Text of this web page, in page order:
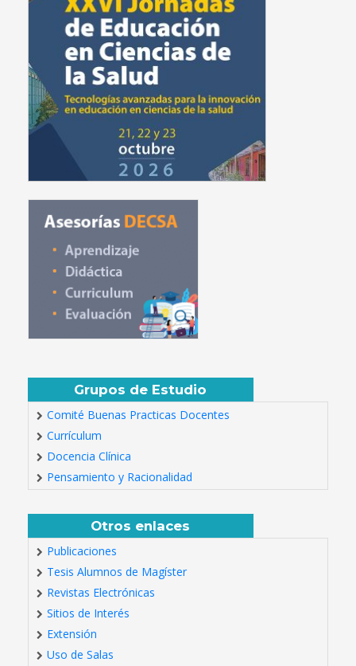
Grupos de Estudio
Comité Buenas Practicas Docentes
Currículum
Docencia Clínica
Pensamiento y Racionalidad
Otros enlaces
Publicaciones
Tesis Alumnos de Magíster
Revistas Electrónicas
Sitios de Interés
Extensión
Uso de Salas